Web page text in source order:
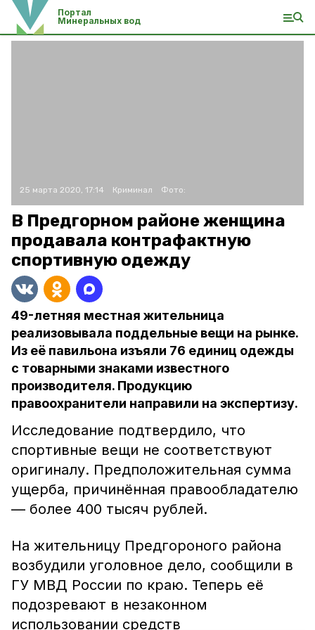
Портал
Минеральных вод
25 марта 2020, 17:14 Криминал Фото:
В Предгорном районе женщина
продавала контрафактную
спортивную одежду
49-летняя местная жительница
реализовывала поддельные вещи на рынке.
Из её павильона изъяли 76 единиц одежды
с товарными знаками известного
производителя. Продукцию
правоохранители направили на экспертизу.
Исследование подтвердило, что
спортивные вещи не соответствуют
оригиналу. Предположительная сумма
ущерба, причинённая правообладателю
— более 400 тысяч рублей.
На жительницу Предгороного района
возбудили уголовное дело, сообщили в
ГУ МВД России по краю. Теперь её
подозревают в незаконном
использовании средств